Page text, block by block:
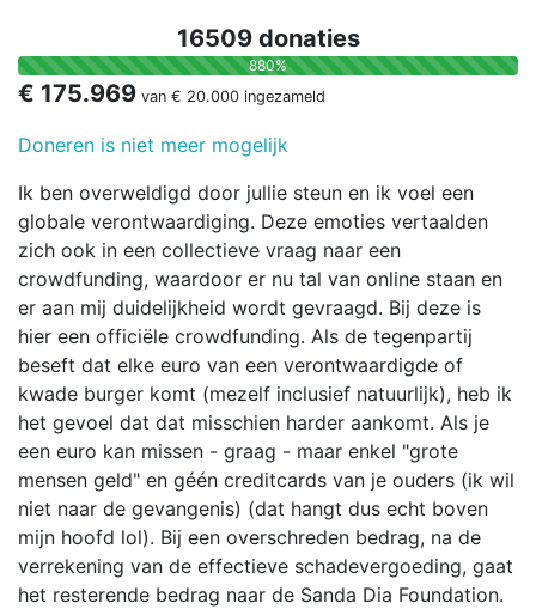
16509 donaties
880%
€ 175.969 van € 20.000 ingezameld
Doneren is niet meer mogelijk
Ik ben overweldigd door jullie steun en ik voel een
globale verontwaardiging. Deze emoties vertaalden
zich ook in een collectieve vraag naar een
crowdfunding, waardoor er nu tal van online staan en
er aan mij duidelijkheid wordt gevraagd. Bij deze is
hier een officiële crowdfunding. Als de tegenpartij
beseft dat elke euro van een verontwaardigde of
kwade burger komt (mezelf inclusief natuurlijk), heb ik
het gevoel dat dat misschien harder aankomt. Als je
een euro kan missen - graag - maar enkel "grote
mensen geld" en géén creditcards van je ouders (ik wil
niet naar de gevangenis) (dat hangt dus echt boven
mijn hoofd lol). Bij een overschreden bedrag, na de
verrekening van de effectieve schadevergoeding, gaat
het resterende bedrag naar de Sanda Dia Foundation.